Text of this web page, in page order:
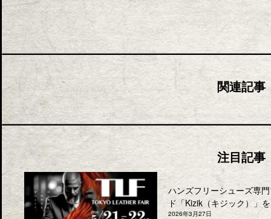
関連記事
注目記事
ハンズフリーシューズ専
ド「Kizik（キジック）」
2026年3月27日